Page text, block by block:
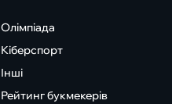
Олімпіада
Кіберспорт
Інші
Рейтинг букмекерів